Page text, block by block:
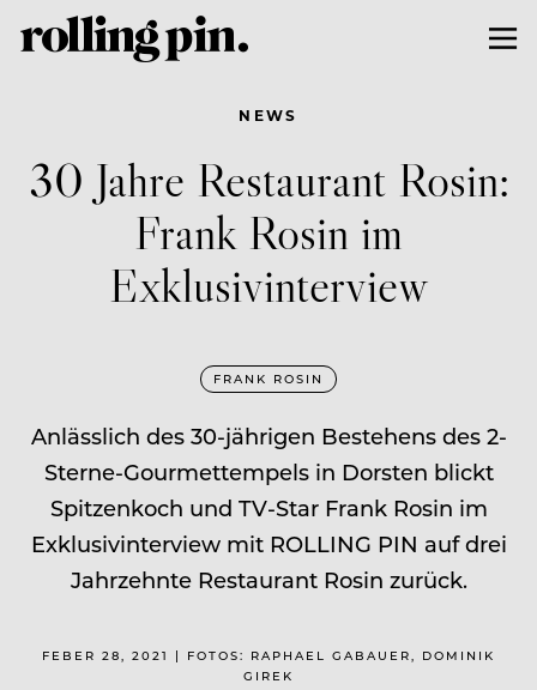
NEWS
30 Jahre Restaurant Rosin:
Frank Rosin im
Exklusivinterview
FRANK ROSIN
Anlässlich des 30-jährigen Bestehens des 2-
Sterne-Gourmettempels in Dorsten blickt
Spitzenkoch und TV-Star Frank Rosin im
Exklusivinterview mit ROLLING PIN auf drei
Jahrzehnte Restaurant Rosin zurück.
FEBER 28, 2021 | FOTOS: RAPHAEL GABAUER, DOMINIK
GIREK